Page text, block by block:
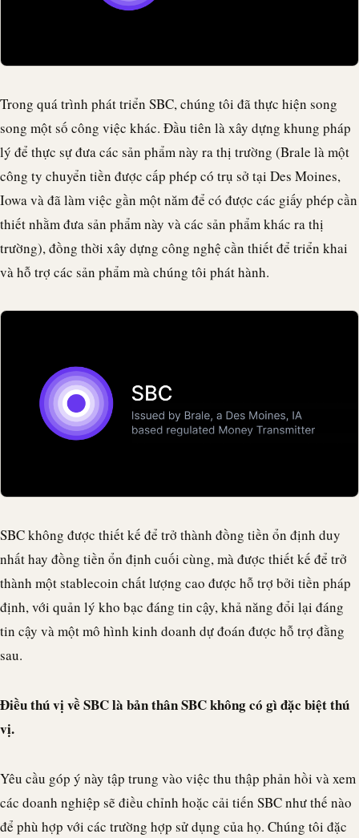
Trong quá trình phát triển SBC, chúng tôi đã thực hiện song
song một số công việc khác. Đầu tiên là xây dựng khung pháp
lý để thực sự đưa các sản phẩm này ra thị trường (Brale là một
công ty chuyển tiền được cấp phép có trụ sở tại Des Moines,
Iowa và đã làm việc gần một năm để có được các giấy phép cần
thiết nhằm đưa sản phẩm này và các sản phẩm khác ra thị
trường), đồng thời xây dựng công nghệ cần thiết để triển khai
và hỗ trợ các sản phẩm mà chúng tôi phát hành.
SBC không được thiết kế để trở thành đồng tiền ổn định duy
nhất hay đồng tiền ổn định cuối cùng, mà được thiết kế để trở
thành mộtstablecoin chất lượng cao được hỗ trợ bởi tiền pháp
định, với quản lý kho bạc đáng tin cậy, khả năng đổi lại đáng
tin cậy và một mô hình kinh doanh dự đoán được hỗ trợ đằng
sau.
Điều thú vị về SBC là bản thân SBC không có gì đặc biệt thú
vị.
Yêu cầu góp ý này tập trung vào việc thu thập phản hồi và xem
các doanh nghiệp sẽ điều chỉnh hoặc cải tiến SBC như thế nào
để phù hợp với các trường hợp sử dụng của họ. Chúng tôi đặc